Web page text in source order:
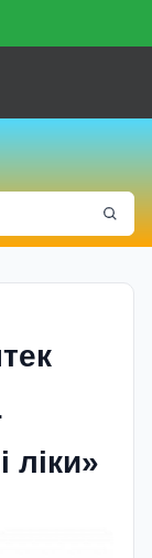
ліки»